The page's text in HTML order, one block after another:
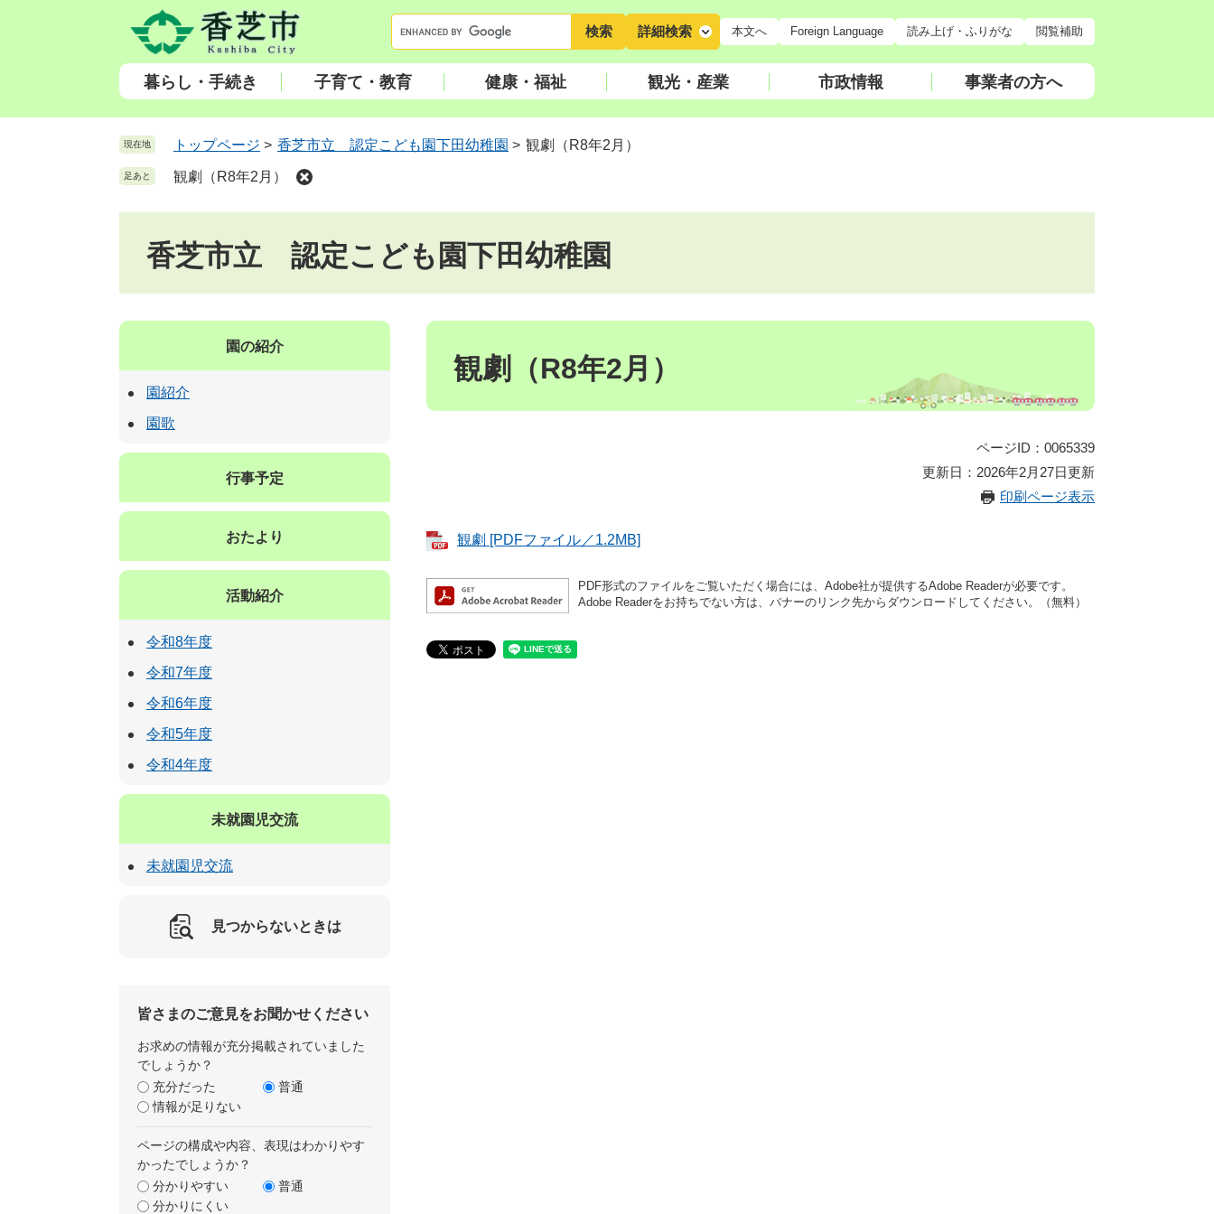
頭
飛
ー
ワ
ー
索
詳細検索 本文へ Foreign Language 読み上げ・ふりがな 閲覧補助
暮らし・手続き 子育て・教育 健康・福祉 観光・産業 市政情報 事業者の方へ
現在地 トップページ > 香芝市立 認定こども園下田幼稚園 > 観劇（R8年2月）
足あと 観劇（R8年2月）
香芝市立 認定こども園下田幼稚園
本
観劇（R8年2月）
ページID：0065339
更新日：2026年2月27日更新
印刷ページ表示
観劇 [PDFファイル／1.2MB]
PDF形式のファイルをご覧いただく場合には、Adobe社が提供するAdobe Readerが必要です。
Adobe Readerをお持ちでない方は、バナーのリンク先からダウンロードしてください。（無料）
園の紹介
園紹介
園歌
行事予定
おたより
活動紹介
令和8年度
令和7年度
令和6年度
令和5年度
令和4年度
未就園児交流
未就園児交流
見つからないときは
皆さまのご意見をお聞かせください
お求めの情報が充分掲載されていました
でしょうか？
充分だった
普通
情報が足りない
ページの構成や内容、表現はわかりやす
かったでしょうか？
分かりやすい
普通
分かりにくい